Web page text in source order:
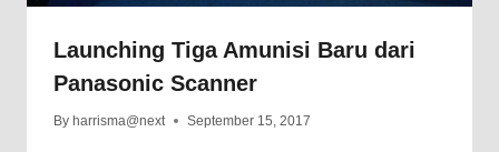
Launching Tiga Amunisi Baru dari
Panasonic Scanner
By harrisma@next September 15, 2017